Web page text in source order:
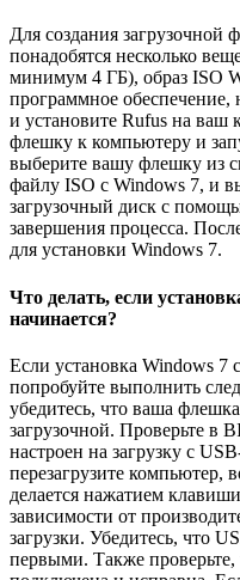
Для создания загрузочной
понадобятся несколько
минимум 4 ГБ), образ ISO
программное обеспечение,
и установите Rufus на ваш
флешку к компьютеру и
выберите вашу флешку из
файлу ISO с Windows 7, и
загрузочный диск с
завершения процесса.
для установки Windows 7.
Что делать, если
начинается?
Если установка Windows 7
попробуйте выполнить
убедитесь, что ваша
загрузочной. Проверьте в
настроен на загрузку с
перезагрузите компьютер,
делается нажатием
зависимости от
загрузки. Убедитесь, что
первыми. Также